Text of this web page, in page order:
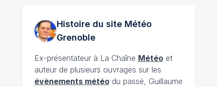
Histoire du site Météo
Grenoble
Ex-présentateur à La Chaîne Météoet
auteur de plusieurs ouvrages sur les
évènements météodu passé, Guillaume